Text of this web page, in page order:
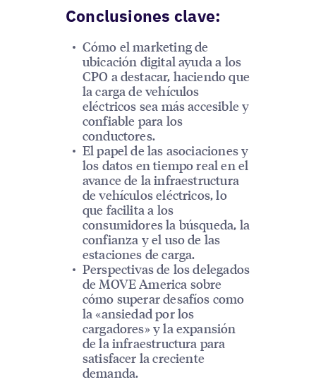
Conclusiones clave:
Cómo el marketing de
ubicación digital ayuda a los
CPO a destacar, haciendo que
la carga de vehículos
eléctricos sea más accesible y
confiable para los
conductores.
El papel de las asociaciones y
los datos en tiempo real en el
avance de la infraestructura
de vehículos eléctricos, lo
que facilita a los
consumidores la búsqueda, la
confianza y el uso de las
estaciones de carga.
Perspectivas de los delegados
de MOVE America sobre
cómo superar desafíos como
la «ansiedad por los
cargadores» y la expansión
de la infraestructura para
satisfacer la creciente
demanda.